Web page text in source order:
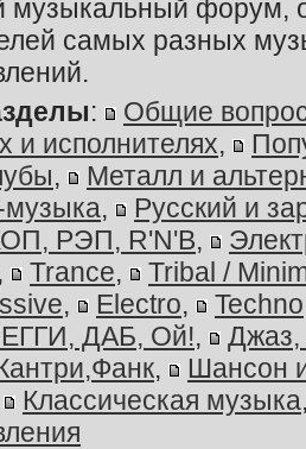
форум,
самых разных
:
Общие
и исполнителях,
,
Металл и
,
Русский и
РЭП, R'N'B,
, Trance,
Tribal /
, Electro, Techno
ДАБ, Ой!,
Джаз,
,
Шансон
Классическая музыка